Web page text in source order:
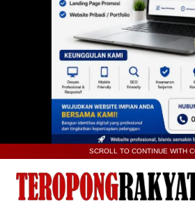
SCROLL TO CONTINUE WITH